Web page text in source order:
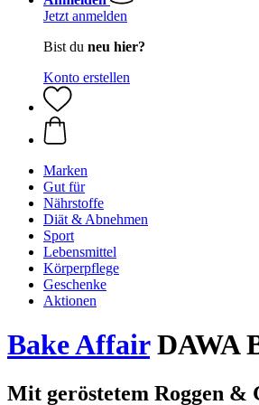
Jetzt anmelden
Bist du neu hier?
Konto erstellen
Marken
Gut für
Nährstoffe
Diät & Abnehmen
Sport
Lebensmittel
Körperpflege
Geschenke
Aktionen
Bake AffairDAWA
Mit geröstetem Roggen &